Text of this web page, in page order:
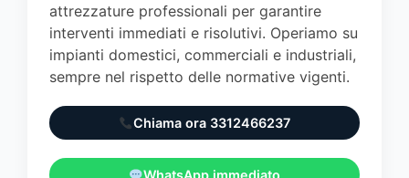
attrezzature professionali per garantire
interventi immediati e risolutivi. Operiamo su
impianti domestici, commerciali e industriali,
sempre nel rispetto delle normative vigenti.
Chiama ora 3312466237